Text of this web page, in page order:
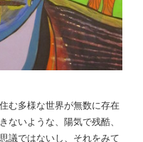
む多様な世界が無数に存在
ないような、陽気で残酷、
議ではないし、それをみて